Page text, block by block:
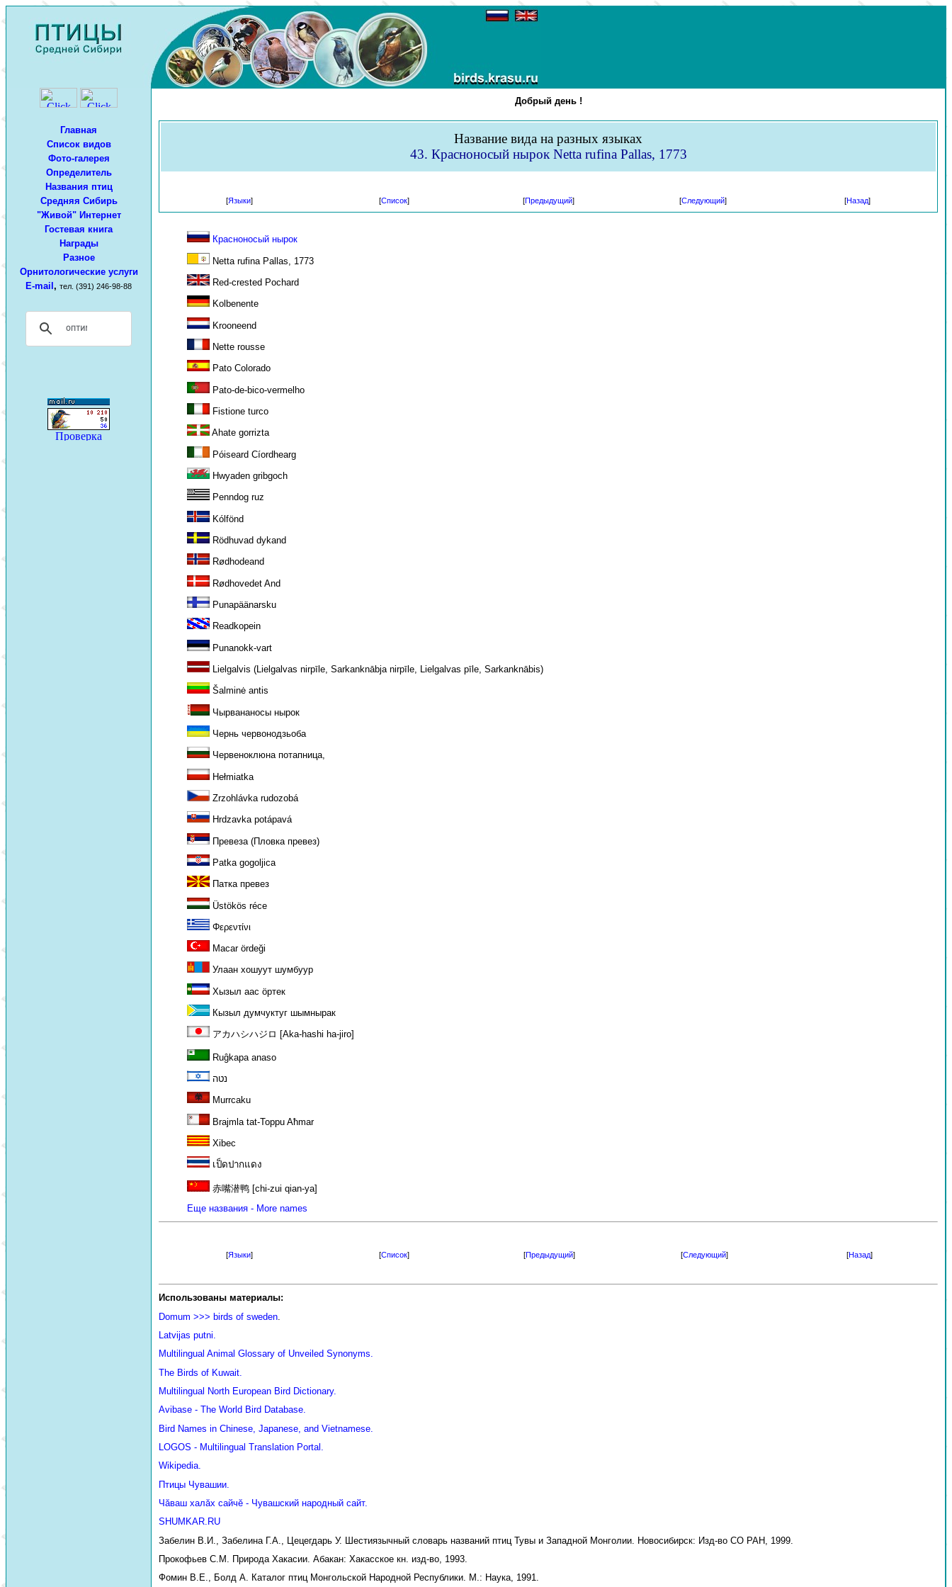
Главная
Список видов
Фото-галерея
Определитель
Названия птиц
Средняя Сибирь
"Живой" Интернет
Гостевая книга
Награды
Разное
Орнитологические услуги
E-mail , тел. (391) 246-98-88
Добрый день !
Название вида на разных языках
43. Красноносый нырок Netta rufina Pallas, 1773
[Языки] [Список] [Предыдущий] [Следующий] [Назад]
Красноносый нырок
Netta rufina Pallas, 1773
Red-crested Pochard
Kolbenente
Krooneend
Nette rousse
Pato Colorado
Pato-de-bico-vermelho
Fistione turco
Ahate gorrizta
Póiseard Cíordhearg
Hwyaden gribgoch
Penndog ruz
Kólfönd
Rödhuvad dykand
Rødhodeand
Rødhovedet And
Punapäänarsku
Readkopein
Punanokk-vart
Lielgalvis (Lielgalvas nirpīle, Sarkanknābja nirpīle, Lielgalvas pīle, Sarkanknābis)
Šalminė antis
Чырвананосы нырок
Чернь червонодзьоба
Червеноклюна потапница,
Hełmiatka
Zrzohlávka rudozobá
Hrdzavka potápavá
Превеза (Пловка превез)
Patka gogoljica
Патка превез
Üstökös réce
Φερεντίνι
Macar ördeği
Улаан хошуут шумбуур
Хызыл аас öртек
Кызыл думчуктуг шымнырак
アカハシハジロ [Aka-hashi ha-jiro]
Ruĝkapa anaso
נטה
Murrcaku
Brajmla tat-Toppu Aħmar
Xibec
เป็ดปากแดง
赤嘴潜鸭 [chi-zui qian-ya]
Еще названия - More names
[Языки] [Список] [Предыдущий] [Следующий] [Назад]
Использованы материалы:
Domum >>> birds of sweden
Latvijas putni.
Multilingual Animal Glossary of Unveiled Synonyms.
The Birds of Kuwait.
Multilingual North European Bird Dictionary.
Avibase - The World Bird Database.
Bird Names in Chinese, Japanese, and Vietnamese.
LOGOS - Multilingual Translation Portal.
Wikipedia.
Птицы Чувашии.
Чăваш халăх сайчĕ - Чувашский народный сайт.
SHUMKAR.RU
Забелин В.И., Забелина Г.А., Цецегдарь У. Шестиязычный словарь названий птиц Тувы и Западной Монголии. Новосибирск: Изд-во СО РАН, 1999.
Прокофьев С.М. Природа Хакасии. Абакан: Хакасское кн. изд-во, 1993.
Фомин В.Е., Болд А. Каталог птиц Монгольской Народной Республики. М.: Наука, 1991.